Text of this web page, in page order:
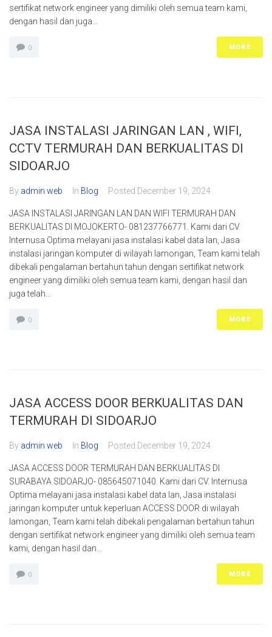
sertifikat network engineer yang dimiliki oleh semua team kami,
dengan hasil dan juga...
0 MORE
JASA INSTALASI JARINGAN LAN , WIFI,
CCTV TERMURAH DAN BERKUALITAS DI
SIDOARJO
By admin web In Blog Posted December 19, 2024
JASA INSTALASI JARINGAN LAN DAN WIFI TERMURAH DAN
BERKUALITAS DI MOJOKERTO- 081237766771. Kami dari CV.
Internusa Optima melayani jasa instalasi kabel data lan, Jasa
instalasi jaringan komputer di wilayah lamongan, Team kami telah
dibekali pengalaman bertahun tahun dengan sertifikat network
engineer yang dimiliki oleh semua team kami, dengan hasil dan
juga telah...
0 MORE
JASA ACCESS DOOR BERKUALITAS DAN
TERMURAH DI SIDOARJO
By admin web In Blog Posted December 19, 2024
JASA ACCESS DOOR TERMURAH DAN BERKUALITAS DI
SURABAYA SIDOARJO- 085645071040. Kami dari CV. Internusa
Optima melayani jasa instalasi kabel data lan, Jasa instalasi
jaringan komputer untuk keperluan ACCESS DOOR di wilayah
lamongan, Team kami telah dibekali pengalaman bertahun tahun
dengan sertifikat network engineer yang dimiliki oleh semua team
kami, dengan hasil dan...
0 MORE